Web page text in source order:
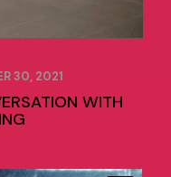
30, 2021
WITH